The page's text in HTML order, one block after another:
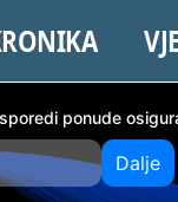
ponude
Dalje